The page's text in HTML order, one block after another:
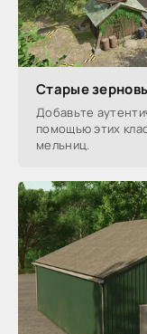
Старые
Добавьте
помощью этих
мельниц.